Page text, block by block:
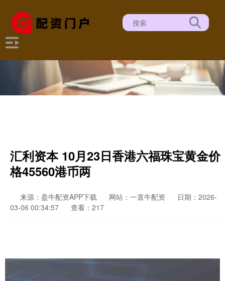
汇利资本 10月23日香港六福珠宝黄金价
格45560港币两
来源：盈牛配资APP下载 网站：一直牛配资
日期：2026-
03-06 00:34:57
查看：217